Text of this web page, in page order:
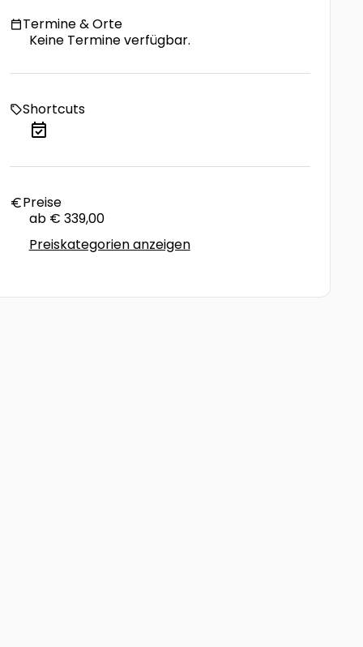
calendar_todayTermine & Orte
Keine Termine verfügbar.
local_offerShortcuts
event_available
euroPreise
ab € 339,00
Preiskategorien anzeigen